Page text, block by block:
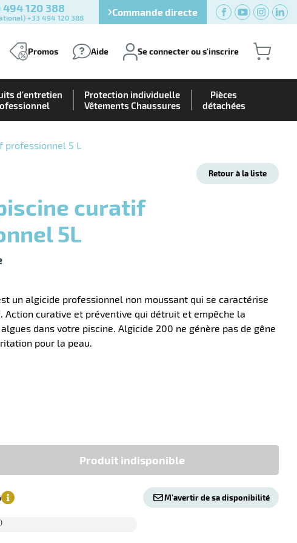
494 120 388
+33 494 120 388 Commande directe
Promos Aide Se connecter ou s'inscrire
d'entretien
Protection individuelle
Vêtements Chaussures
Pièces
détachées
professionnel 5 L
Retour à la liste
5L
un algicide professionnel non moussant qui se caractérise
Action curative et préventive qui détruit et empêche la
dans votre piscine. Algicide 200 ne génère pas de gêne
pour la peau.
Produit indisponible
M'avertir de sa disponibilité